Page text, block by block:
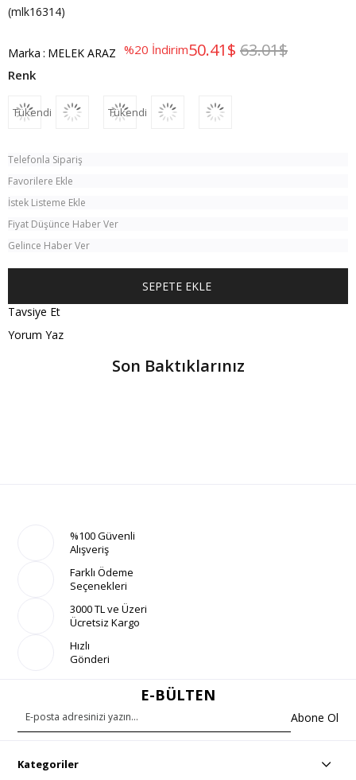
(mlk16314)
Marka : MELEK ARAZ %20 İndirim 63.01$
50.41$
Tükendi Tükendi
Telefonla Sipariş
Favorilere Ekle
İstek Listeme Ekle
Fiyat Düşünce Haber Ver
Gelince Haber Ver
Tavsiye Et
Yorum Yaz
Son Baktıklarınız
%100 Güvenli
Alışveriş
Farklı Ödeme
Seçenekleri
3000 TL ve Üzeri
Ücretsiz Kargo
Hızlı
Gönderi
E-BÜLTEN
Abone Ol
Kategoriler